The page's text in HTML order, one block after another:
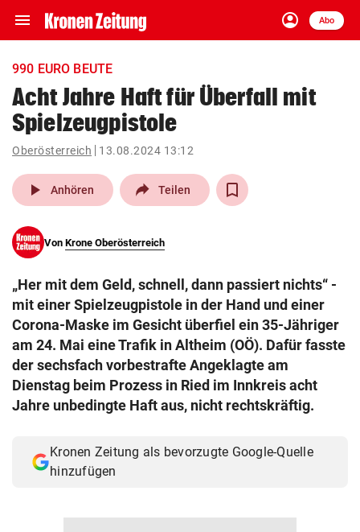
menu Navigation
ein-/ausklappen
account_circle
Anmelden
Abo
close Schließen
account_circle Anmelden
pin_drop
Wien arrow_right
search
eingeben
© Krone Multimedia GmbH & Co KG 2026
Muthgasse 2, 1190 Wien
990 EURO BEUTE
Acht Jahre Haft für Überfall mit
Spielzeugpistole
Oberösterreich 13.08.2024 13:12
play_arrow Anhören Teilen
Von Krone Oberösterreich
„Her mit dem Geld, schnell, dann passiert nichts“ -
mit einer Spielzeugpistole in der Hand und einer
Corona-Maske im Gesicht überfiel ein 35-Jähriger
am 24. Mai eine Trafik in Altheim (OÖ). Dafür fasste
der sechsfach vorbestrafte Angeklagte am
Dienstag beim Prozess in Ried im Innkreis acht
Jahre unbedingte Haft aus, nicht rechtskräftig.
Kronen Zeitung als bevorzugte Google-Quelle
hinzufügen